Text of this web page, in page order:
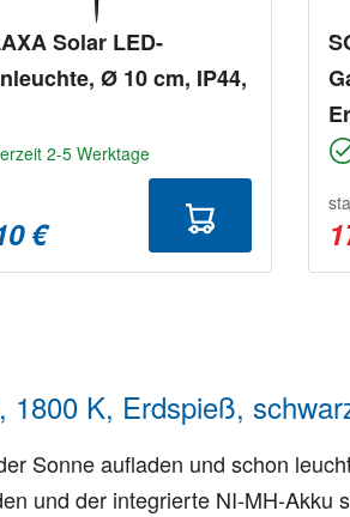
Solar LED-
Ø 10 cm, IP44,
2-5 Werktage
€
1800 K, Erdspieß,
Sonne aufladen und schon
und der integrierte NI-MH-Akku